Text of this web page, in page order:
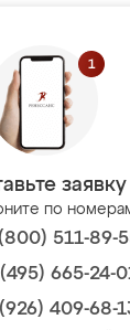
заявку
по
511-89-
665-24-
409-68-